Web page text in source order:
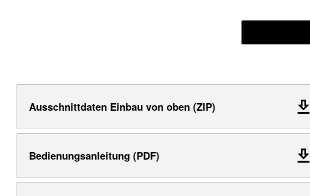
Ausschnittdaten Einbau von oben (ZIP)
Bedienungsanleitung (PDF)